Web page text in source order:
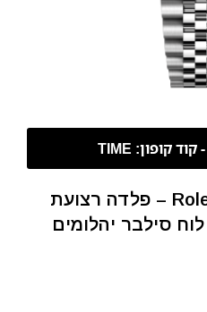
Rolex Datejust – 36 mm – פלדה רצועת
סילבר יהלומים